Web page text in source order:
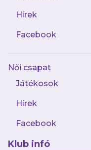
Hírek
Facebook
Női csapat
Játékosok
Hírek
Facebook
Klub infó